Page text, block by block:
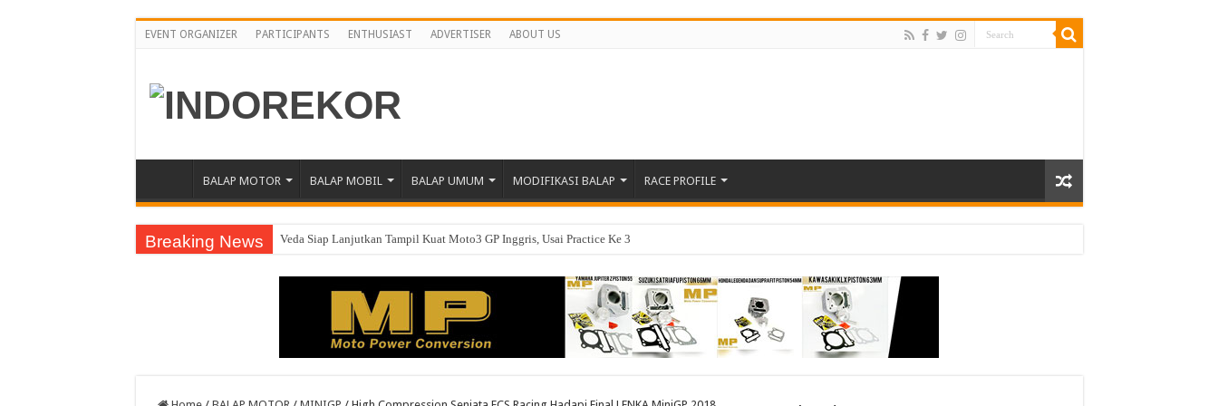
EVENT ORGANIZER PARTICIPANTS ENTHUSIAST ADVERTISER ABOUT US
BALAP MOTOR BALAP MOBIL BALAP UMUM MODIFIKASI BALAP RACE PROFILE
Breaking News Veda Siap Lanjutkan Tampil Kuat Moto3 GP Inggris, Usai Practice Ke 3